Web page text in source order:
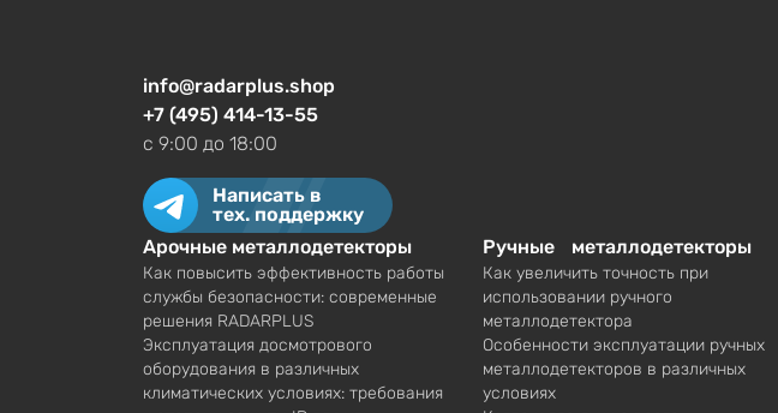
info@radarplus.shop
+7 (495) 414-13-55
c 9:00 до 18:00
Написать в
тех. поддержку
Арочные металлодетекторы
Как повысить эффективность работы
службы безопасности: современные
решения RADARPLUS
Эксплуатация досмотрового
оборудования в различных
климатических условиях: требования
Ручные металлодетекторы
Как увеличить точность при
использовании ручного
металлодетектора
Особенности эксплуатации ручных
металлодетекторов в различных
условиях